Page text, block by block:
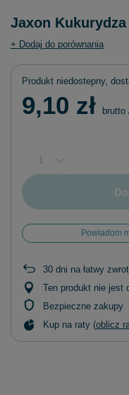
Jaxon Kukurydza
+ Dodaj do porównania
Produkt niedostepny,
9,10 zł brutto
Powiadom
30 dni na łatwy zwrot
Ten produkt nie jest
Bezpieczne zakupy
Kup na raty (oblicz